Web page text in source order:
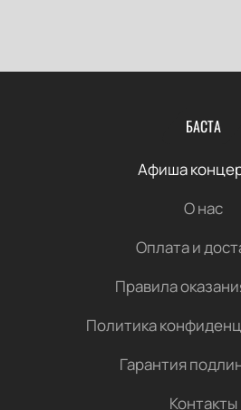
БАСТА
Афиша
О нас
Оплата и
Правила
Политика
Гарантия
Контакты